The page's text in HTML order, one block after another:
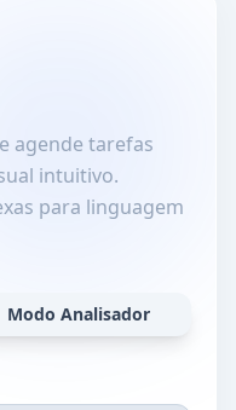
agende tarefas
intuitivo.
para linguagem
Modo Analisador